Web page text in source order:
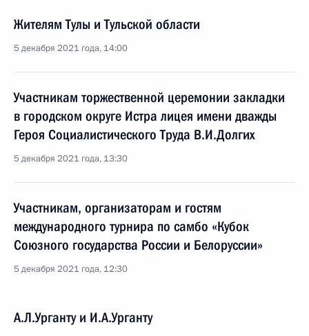
Жителям Тулы и Тульской области
5 декабря 2021 года, 14:00
Участникам торжественной церемонии закладки
в городском округе Истра лицея имени дважды
Героя Социалистического Труда В.И.Долгих
5 декабря 2021 года, 13:30
Участникам, организаторам и гостям
международного турнира по самбо «Кубок
Союзного государства России и Белоруссии»
5 декабря 2021 года, 12:30
А.Л.Урганту и И.А.Урганту